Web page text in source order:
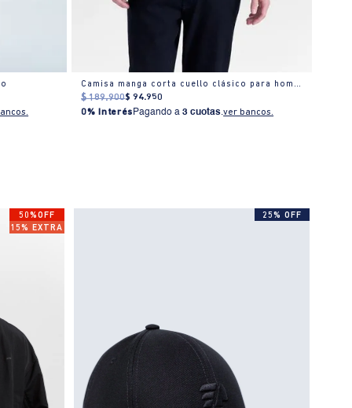
Camisa manga corta cuello clásico para hombre
$ 189.900$ 94.950
0% Interés Pagando a3 cuotas.ver bancos.
50%OFF
15% EXTRA
25% OFF